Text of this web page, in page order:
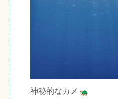
神秘的なカメ